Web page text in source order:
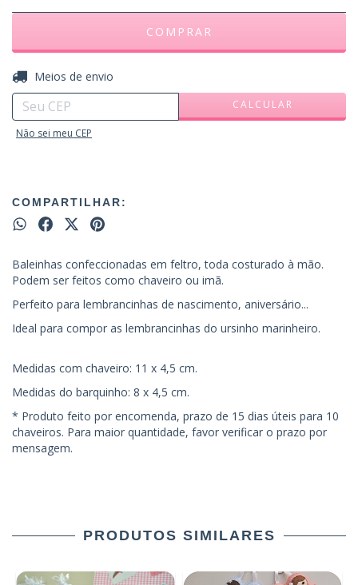
Entregas para o CEP:
Meios de envio
CALCULAR
Não sei meu CEP
COMPARTILHAR:
Baleinhas confeccionadas em feltro, toda costurado à mão.
Podem ser feitos como chaveiro ou imã.
Perfeito para lembrancinhas de nascimento, aniversário...
Ideal para compor as lembrancinhas do ursinho marinheiro.
Medidas com chaveiro: 11 x 4,5 cm.
Medidas do barquinho: 8 x 4,5 cm.
* Produto feito por encomenda, prazo de 15 dias úteis para 10
chaveiros. Para maior quantidade, favor verificar o prazo por
mensagem.
PRODUTOS SIMILARES